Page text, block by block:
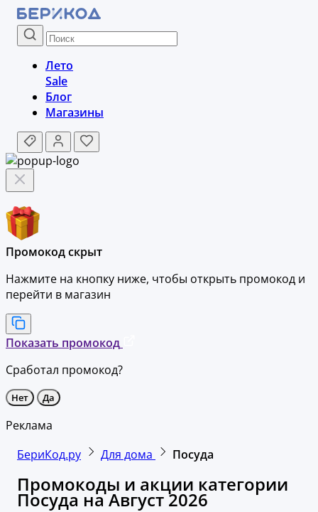
Лето
Sale
Блог
Магазины
Промокод скрыт
Нажмите на кнопку ниже, чтобы открыть промокод и
перейти в магазин
Показать промокод
Сработал промокод?
Нет Да
Реклама
БериКод.ру
Для дома Посуда
Промокоды и акции категории
Посуда на Август 2026